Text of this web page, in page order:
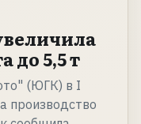
до 5,5 т
(ЮГК) в I
производство